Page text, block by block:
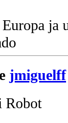
ja
jmiguelff
Robot